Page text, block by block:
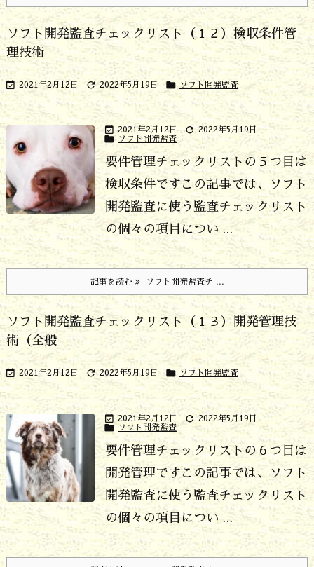
ソフト開発監査チェックリスト（１２）検収条件管
理技術
 2021年2月12日  2022年5月19日  ソフト開発監査
 2021年2月12日  2022年5月19日
 ソフト開発監査
要件管理チェックリストの５つ目は
検収条件です この記事では、ソフト
開発監査に使う監査チェックリスト
の個々の項目につい ...
記事を読む ソフト開発監査チ ...
ソフト開発監査チェックリスト（１３）開発管理技
術（全般
 2021年2月12日  2022年5月19日  ソフト開発監査
 2021年2月12日  2022年5月19日
 ソフト開発監査
要件管理チェックリストの６つ目は
開発管理ですこの記事では、ソフト
開発監査に使う監査チェックリスト
の個々の項目につい ...